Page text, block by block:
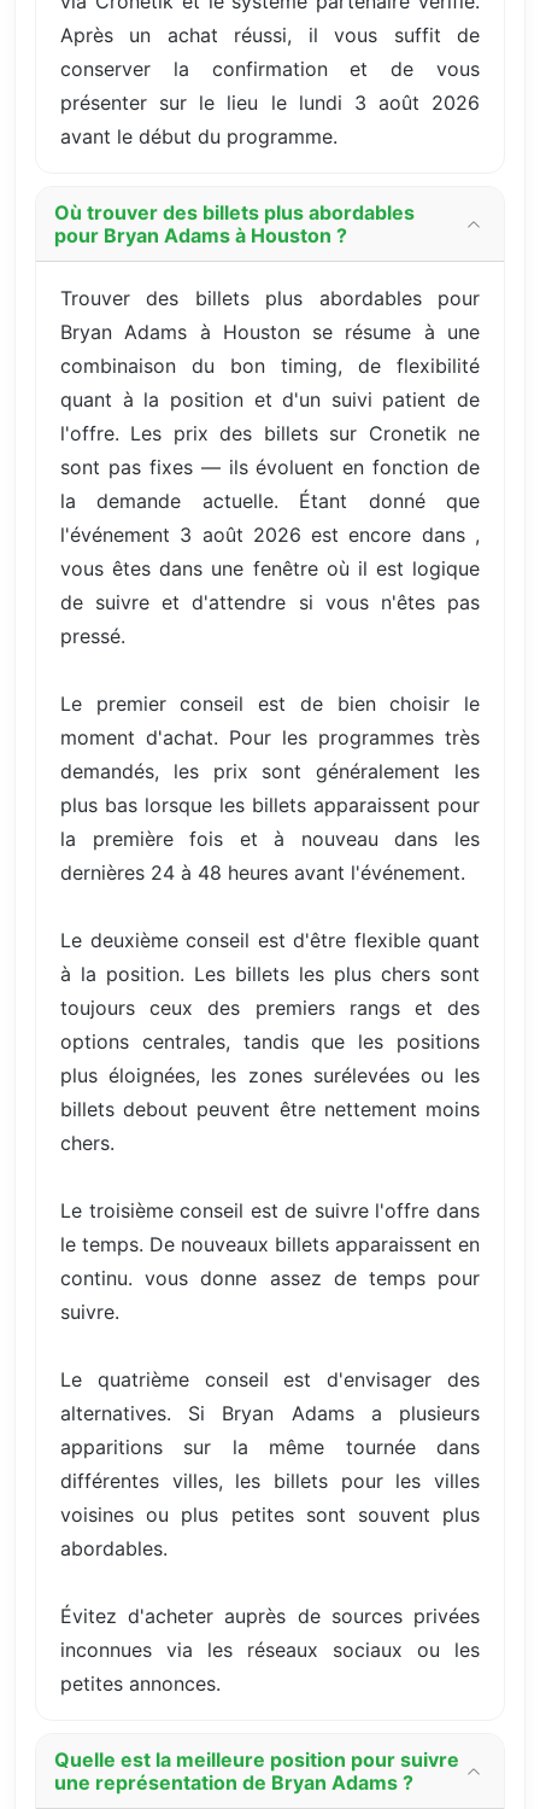
Après un achat réussi, il vous suffit de
conserver la confirmation et de vous
présenter sur le lieu le lundi 3 août 2026
avant le début du programme.
Où trouver des billets plus abordables
pour Bryan Adams à Houston ?
Trouver des billets plus abordables pour
Bryan Adams à Houston se résume à une
combinaison du bon timing, de flexibilité
quant à la position et d'un suivi patient de
l'offre. Les prix des billets sur Cronetik ne
sont pas fixes — ils évoluent en fonction de
la demande actuelle. Étant donné que
l'événement 3 août 2026 est encore dans ,
vous êtes dans une fenêtre où il est logique
de suivre et d'attendre si vous n'êtes pas
pressé.
Le premier conseil est de bien choisir le
moment d'achat. Pour les programmes très
demandés, les prix sont généralement les
plus bas lorsque les billets apparaissent pour
la première fois et à nouveau dans les
dernières 24 à 48 heures avant l'événement.
Le deuxième conseil est d'être flexible quant
à la position. Les billets les plus chers sont
toujours ceux des premiers rangs et des
options centrales, tandis que les positions
plus éloignées, les zones surélevées ou les
billets debout peuvent être nettement moins
chers.
Le troisième conseil est de suivre l'offre dans
le temps. De nouveaux billets apparaissent en
continu. vous donne assez de temps pour
suivre.
Le quatrième conseil est d'envisager des
alternatives. Si Bryan Adams a plusieurs
apparitions sur la même tournée dans
différentes villes, les billets pour les villes
voisines ou plus petites sont souvent plus
abordables.
Évitez d'acheter auprès de sources privées
inconnues via les réseaux sociaux ou les
petites annonces.
Quelle est la meilleure position pour suivre
une représentation de Bryan Adams ?